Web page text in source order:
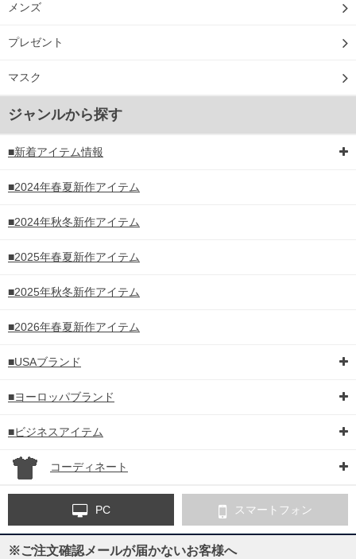
メンズ
プレゼント
マスク
ジャンルから探す
■新着アイテム情報
■2024年春夏新作アイテム
■2024年秋冬新作アイテム
■2025年春夏新作アイテム
■2025年秋冬新作アイテム
■2026年春夏新作アイテム
■USAブランド
■ヨーロッパブランド
■ビジネスアイテム
コーディネート
PC スマートフォン
※ご注文確認メールが届かないお客様へ